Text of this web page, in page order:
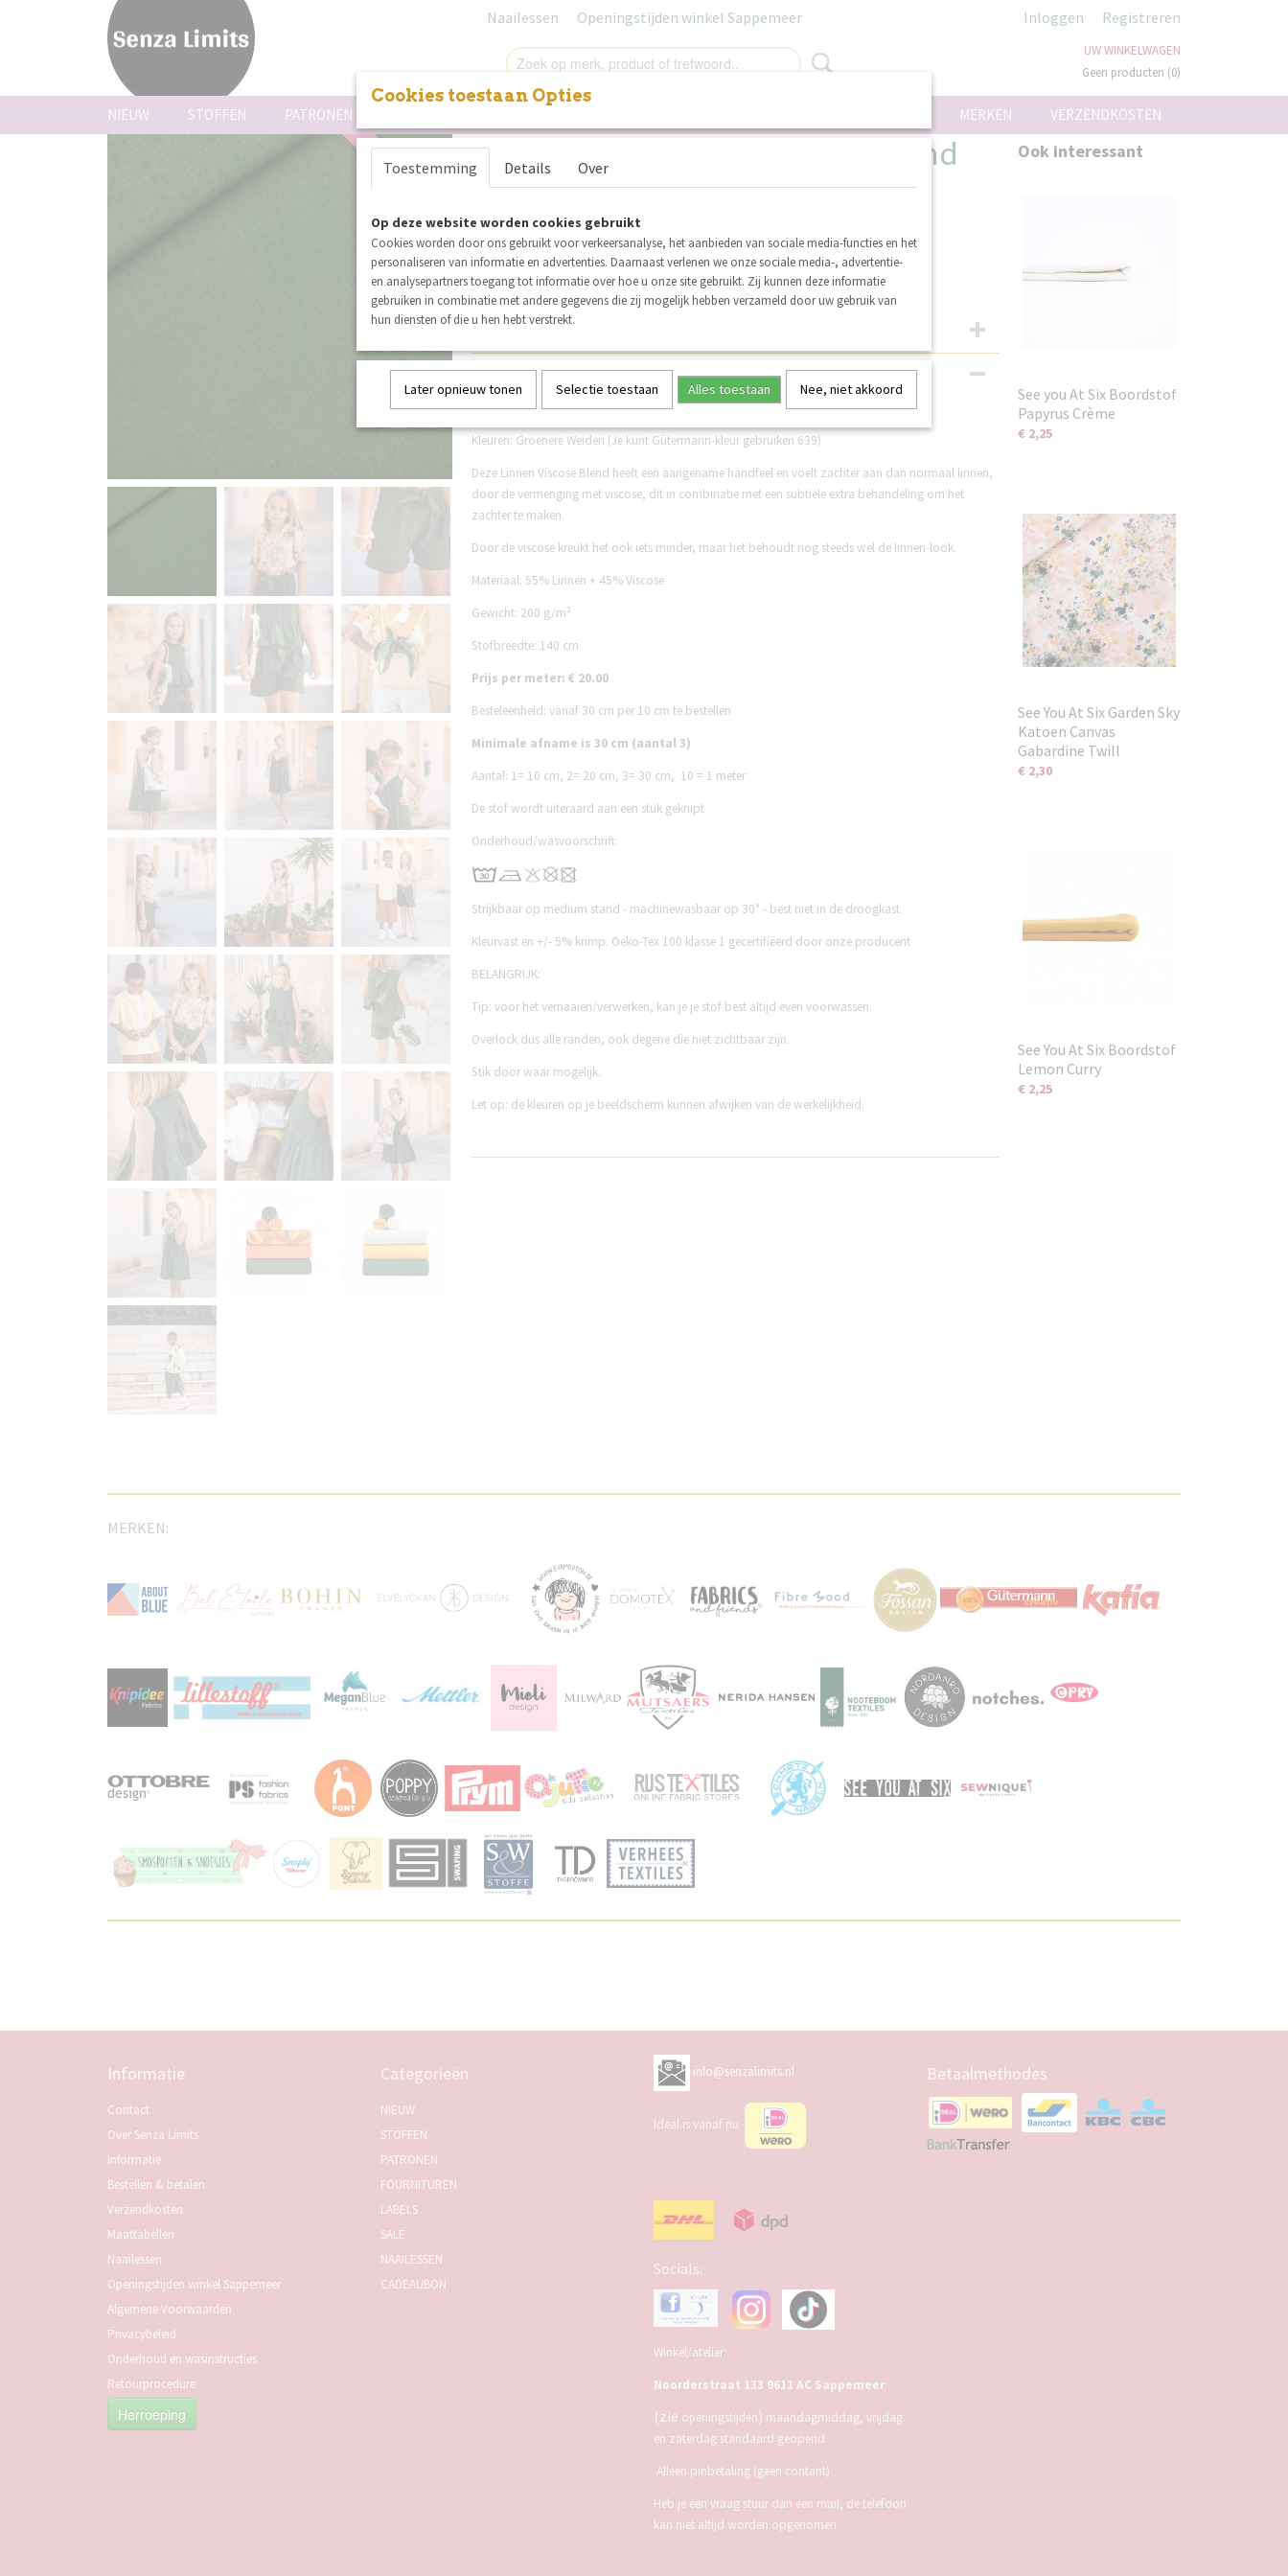
Naailessen Openingstijden winkel Sappemeer Inloggen Registreren
UW WINKELWAGEN
Geen producten (0)
VERZENDKOSTEN
MERKEN
NIEUW STOFFEN PATRONEN
uitverkocht
See You At Six Linnen Viscose Blend
Groenere Weiden
€ 2,00 (inclusief btw 21%)
✘Niet op voorraad
Specificaties
Omschrijving
See You At Six Linnen Viscose Blend Groenere Weiden
Kleuren: Groenere Weiden (Je kunt Gütermann-kleur gebruiken 639)
Deze Linnen Viscose Blend heeft een aangename handfeel en voelt zachter aan dan normaal linnen,
door de vermenging met viscose, dit in combinatie met een subtiele extra behandeling om het
zachter te maken.
Door de viscose kreukt het ook iets minder, maar het behoudt nog steeds wel de linnen-look.
Materiaal: 55% Linnen + 45% Viscose
Gewicht: 200 g/m²
Stofbreedte: 140 cm
Prijs per meter: € 20.00
Besteleenheid: vanaf 30 cm per 10 cm te bestellen
Minimale afname is 30 cm (aantal 3)
Aantal: 1= 10 cm, 2= 20 cm, 3= 30 cm, 10 = 1 meter
De stof wordt uiteraard aan een stuk geknipt
Onderhoud/wasvoorschrift:
Strijkbaar op medium stand - machinewasbaar op 30° - best niet in de droogkast
Kleurvast en +/- 5% krimp. Oeko-Tex 100 klasse 1 gecertifiëerd door onze producent
BELANGRIJK:
Tip: voor het vernaaien/verwerken, kan je je stof best altijd even voorwassen.
Overlock dus alle randen, ook degene die niet zichtbaar zijn.
Stik door waar mogelijk.
Let op: de kleuren op je beeldscherm kunnen afwijken van de werkelijkheid.
Ook interessant
See you At Six Boordstof
Papyrus Crème
€ 2,25
See You At Six Garden Sky
Katoen Canvas
Gabardine Twill
€ 2,30
See You At Six Boordstof
Lemon Curry
€ 2,25
MERKEN:
Informatie
Contact
Over Senza Limits
Informatie
Bestellen & betalen
Verzendkosten
Maattabellen
Naailessen
Openingstijden winkel Sappemeer
Algemene Voorwaarden
Privacybeleid
Onderhoud en wasinstructies
Retourprocedure
Herroeping
Categorieën
NIEUW
STOFFEN
PATRONEN
FOURNITUREN
LABELS
SALE
NAAILESSEN
CADEAUBON
info@senzalimits.nl
Ideal is vanaf nu
Socials:
Winkel/atelier:
Noorderstraat 133 9611 AC Sappemeer
(zie openingstijden) maandagmiddag, vrijdag
en zaterdag standaard geopend
Alleen pinbetaling (geen contant)
Heb je een vraag stuur dan een mail, de telefoon
kan niet altijd worden opgenomen
Betaalmethodes
Cookies toestaan Opties
Toestemming Details Over
Op deze website worden cookies gebruikt
Cookies worden door ons gebruikt voor verkeersanalyse, het aanbieden van sociale media-functies en het
personaliseren van informatie en advertenties. Daarnaast verlenen we onze sociale media-, advertentie-
en analysepartners toegang tot informatie over hoe u onze site gebruikt. Zij kunnen deze informatie
gebruiken in combinatie met andere gegevens die zij mogelijk hebben verzameld door uw gebruik van
hun diensten of die u hen hebt verstrekt.
Later opnieuw tonen Selectie toestaan Alles toestaan Nee, niet akkoord